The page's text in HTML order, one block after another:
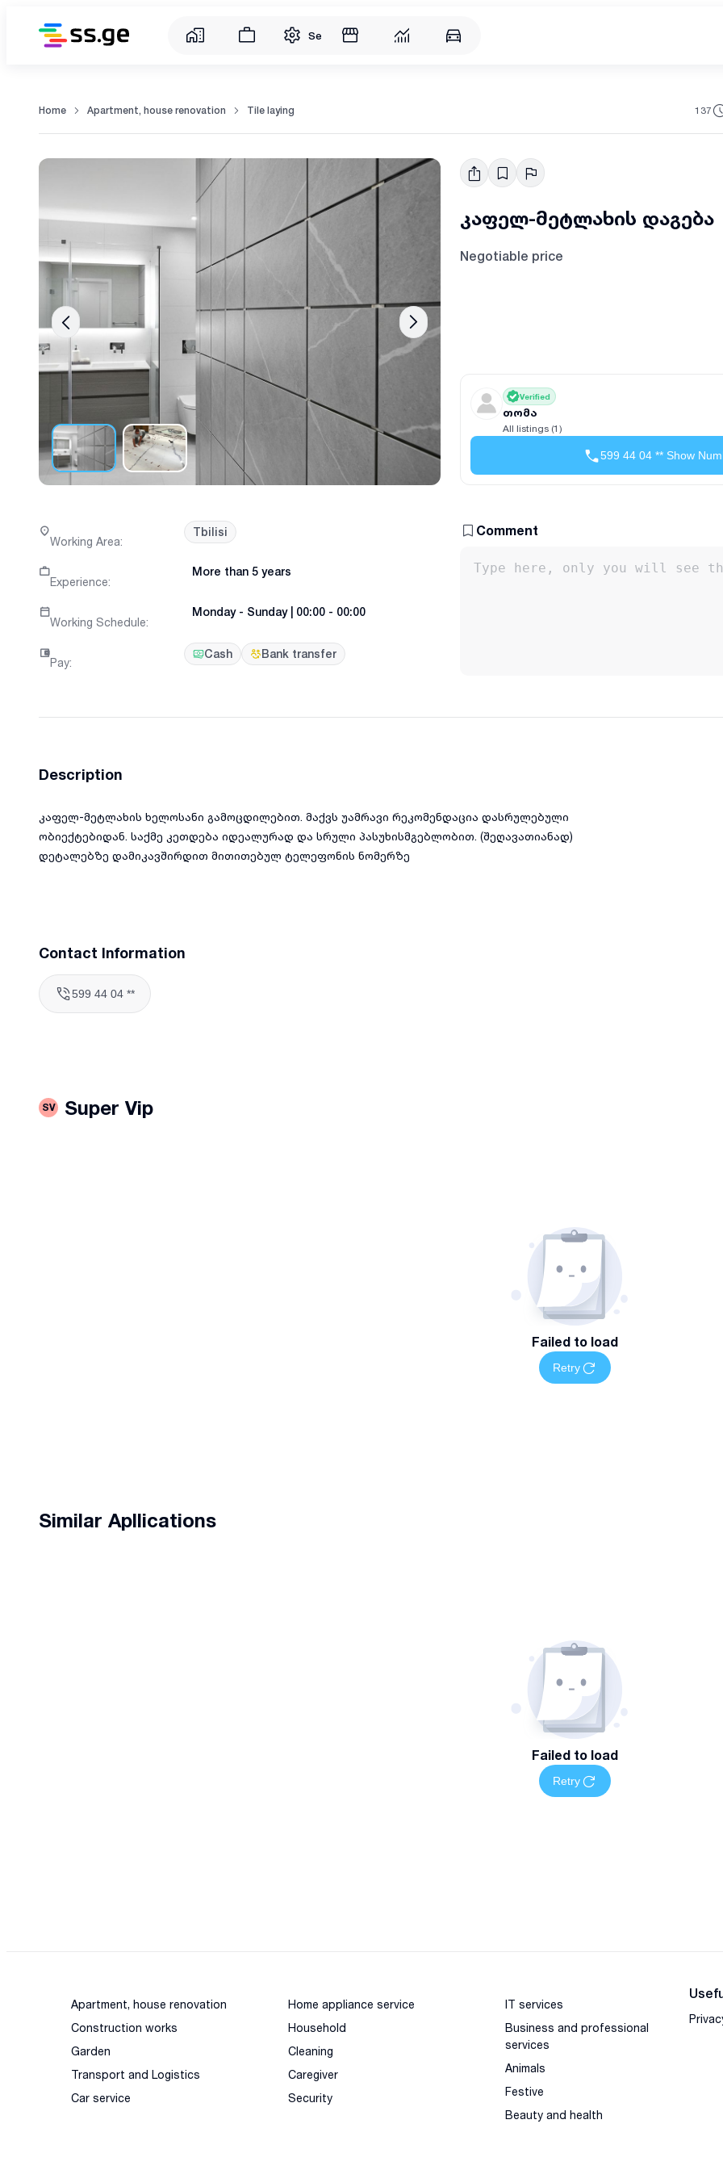
Service
Home Apartment, house renovation Tile laying 137
კაფელ-მეტლახის დაგება
Negotiable price
Verified
თომა
All listings (1)
599 44 04 ** Show
Working Area:
Tbilisi
Experience:
More than 5 years
Working Schedule:
Monday- Sunday| 00:00 - 00:00
Pay:
Cash Bank transfer
Comment
Description
კაფელ-მეტლახის ხელოსანი გამოცდილებით. მაქვს უამრავი რეკომენდაცია დასრულებული
ობიექტებიდან. საქმე კეთდება იდეალურად და სრული პასუხისმგებლობით. (შეღავათიანად)
დეტალებზე დამიკავშირდით მითითებულ ტელეფონის ნომერზე
Contact Information
599 44 04 **
SV Super Vip
Failed to load
Retry
Similar Apllications
Failed to load
Retry
Apartment, house renovation
Construction works
Garden
Transport and Logistics
Car service
Home appliance service
Household
Cleaning
Caregiver
Security
IT services
Business and professional
services
Animals
Festive
Beauty and health